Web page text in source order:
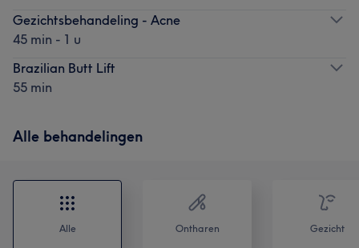
Gezichtsbehandeling - Acne
45 min - 1 u
Brazilian Butt Lift
55 min
Alle behandelingen
Alle Ontharen Gezicht